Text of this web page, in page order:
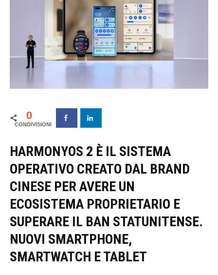
0
HARMONYOS 2 È IL SISTEMA
OPERATIVO CREATO DAL BRAND
CINESE PER AVERE UN
ECOSISTEMA PROPRIETARIO E
SUPERARE IL BAN STATUNITENSE.
NUOVI SMARTPHONE,
SMARTWATCH E TABLET